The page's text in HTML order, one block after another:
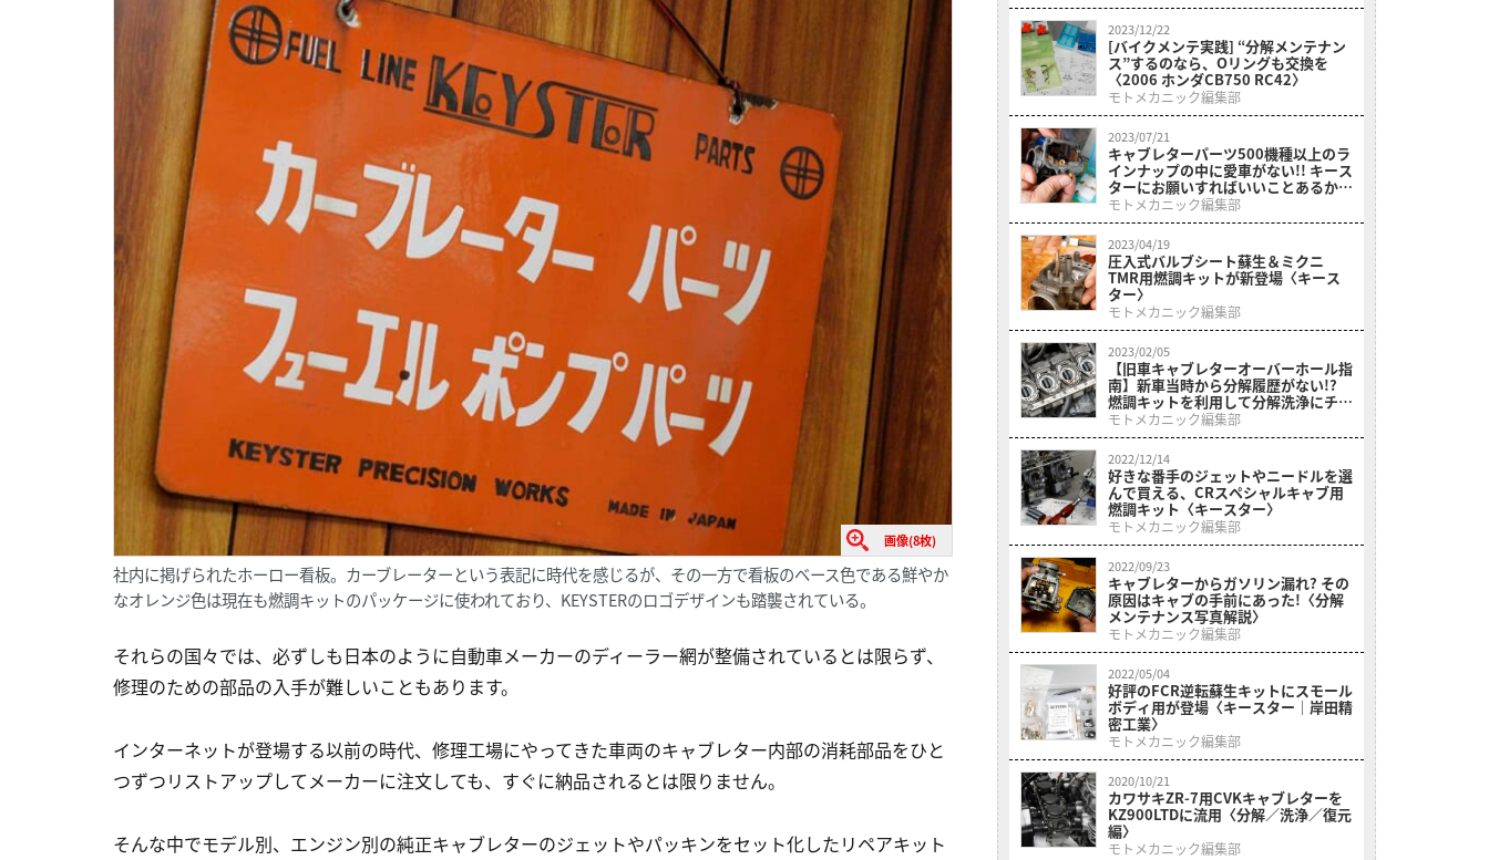
画像(8枚)
社内に掲げられたホーロー看板。カーブレーターという表記に時代を感じるが、その一方で看板のベース色である鮮やか
なオレンジ色は現在も燃調キットのパッケージに使われており、KEYSTERのロゴデザインも踏襲されている。
それらの国々では、必ずしも日本のように自動車メーカーのディーラー網が整備されているとは限らず、
修理のための部品の入手が難しいこともあります。
インターネットが登場する以前の時代、修理工場にやってきた車両のキャブレター内部の消耗部品をひと
つずつリストアップしてメーカーに注文しても、すぐに納品されるとは限りません。
そんな中でモデル別、エンジン別の純正キャブレターのジェットやパッキンをセット化したリペアキット
2023/12/22
[バイクメンテ実践] “分解メンテナン
ス”するのなら、Oリングも交換を
〈2006 ホンダCB750 RC42〉
モトメカニック編集部
2023/07/21
キャブレターパーツ500機種以上のラ
インナップの中に愛車がない!! キース
ターにお願いすればいいことあるか
も!?〈’74 ヤマハ チャピィ〉
モトメカニック編集部
2023/04/19
圧入式バルブシート蘇生＆ミクニ
TMR用燃調キットが新登場〈キース
ター〉
モトメカニック編集部
2023/02/05
【旧車キャブレターオーバーホール指
南】新車当時から分解履歴がない!?
燃調キットを利用して分解洗浄にチャ
レンジ
モトメカニック編集部
2022/12/14
好きな番手のジェットやニードルを選
んで買える、CRスペシャルキャブ用
燃調キット〈キースター〉
モトメカニック編集部
2022/09/23
キャブレターからガソリン漏れ? その
原因はキャブの手前にあった!〈分解
メンテナンス写真解説〉
モトメカニック編集部
2022/05/04
好評のFCR逆転蘇生キットにスモール
ボディ用が登場〈キースター｜岸田精
密工業〉
モトメカニック編集部
2020/10/21
カワサキZR-7用CVKキャブレターを
KZ900LTDに流用〈分解／洗浄／復元
編〉
モトメカニック編集部